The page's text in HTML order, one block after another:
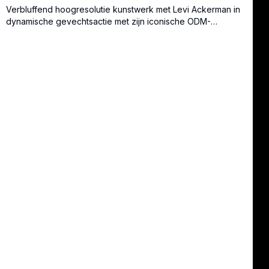
Verbluffend hoogresolutie kunstwerk met Levi Ackerman in
dynamische gevechtsactie met zijn iconische ODM-